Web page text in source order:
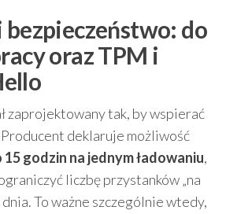
do
oraz TPM i
zaprojektowany tak, by wspierać
deklaruje możliwość
godzin na jednym ładowaniu,
liczbę przystanków „na
dnia. To ważne szczególnie wtedy,